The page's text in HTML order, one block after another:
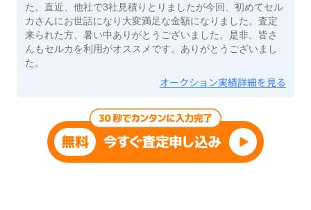
た。直近、他社で3社見積りとりましたが今回、初めてセル
カさんにお世話になり大変満足な金額になりました。査定
来られた方、暑い中ありがとうございました。是非、皆さ
んもセルカを利用がオススメです。ありがとうございまし
た。
オークション実績詳細を見る